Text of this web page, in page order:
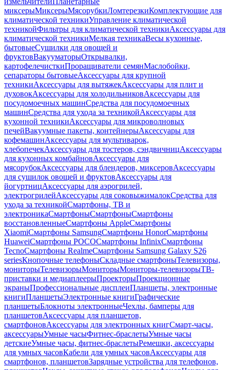
миксерыМиксерыМясорубкиЛомтерезкиКомплектующие для
климатической техникиУправление климатической
техникойФильтры для климатической техникиАксессуары для
климатической техникиМелкая техникаВесы кухонные,
бытовыеСушилки для овощей и
фруктовВакууматорыОткрывалки,
картофелечисткиПроращиватели семянМаслобойки,
сепараторы бытовыеАксессуары для крупной
техникиАксессуары для вытяжекАксессуары для плит и
духовокАксессуары для холодильниковАксессуары для
посудомоечных машинСредства для посудомоечных
машинСредства для ухода за техникойАксессуары для
кухонной техникиАксессуары для микроволновых
печейВакуумные пакеты, контейнерыАксессуары для
кофемашинАксессуары для мультиварок,
хлебопечекАксессуары для тостеров, сэндвичницАксессуары
для кухонных комбайновАксессуары для
мясорубокАксессуары для блендеров, миксеровАксессуары
для сушилок овощей и фруктовАксессуары для
йогуртницАксессуары для аэрогрилей,
электрогрилейАксессуары для соковыжималокСредства для
ухода за техникойСмартфоны, ТВ и
электроникаСмартфоныСмартфоныСмартфоны
восстановленныеСмартфоны AppleСмартфоны
XiaomiСмартфоны SamsungСмартфоны HonorСмартфоны
HuaweiСмартфоны POCOСмартфоны InfinixСмартфоны
TecnoСмартфоны RealmeСмартфоны Samsung Galaxy S26
seriesКнопочные телефоныСкладные смартфоныТелевизоры,
мониторыТелевизорыМониторыМониторы-телевизорыТВ-
приставки и медиаплеерыПроекторыПроекционные
экраныПрофессиональные дисплеиПланшеты, электронные
книгиПланшетыЭлектронные книгиГрафические
планшетыБлокноты электронныеЧехлы, бамперы для
планшетовАксессуары для планшетов,
смартфоновАксессуары для электронных книгСмарт-часы,
аксессуарыУмные часыФитнес-браслетыУмные часы
детскиеУмные часы, фитнес-браслетыРемешки, аксессуары
для умных часовКабели для умных часовАксессуары для
смартфонов, планшетовЗарядные устройства для телефонов,